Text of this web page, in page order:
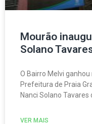
Mourão
Solano
O Bairro Melvi
Prefeitura de Praia
Nanci Solano Tavares
VER MAIS